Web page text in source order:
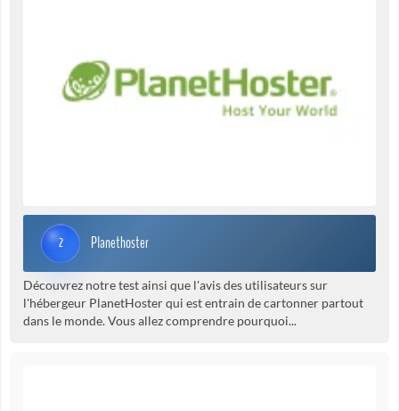
2 Planethoster
Découvrez notre test ainsi que l'avis des utilisateurs sur
l'hébergeur PlanetHoster qui est entrain de cartonner partout
dans le monde. Vous allez comprendre pourquoi...